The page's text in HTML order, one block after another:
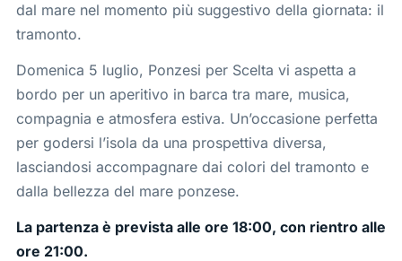
dal mare nel momento più suggestivo della giornata: il
tramonto.
Domenica 5 luglio, Ponzesi per Scelta vi aspetta a
bordo per un aperitivo in barca tra mare, musica,
compagnia e atmosfera estiva. Un’occasione perfetta
per godersi l’isola da una prospettiva diversa,
lasciandosi accompagnare dai colori del tramonto e
dalla bellezza del mare ponzese.
La partenza è prevista alle ore 18:00, con rientro alle
ore 21:00.